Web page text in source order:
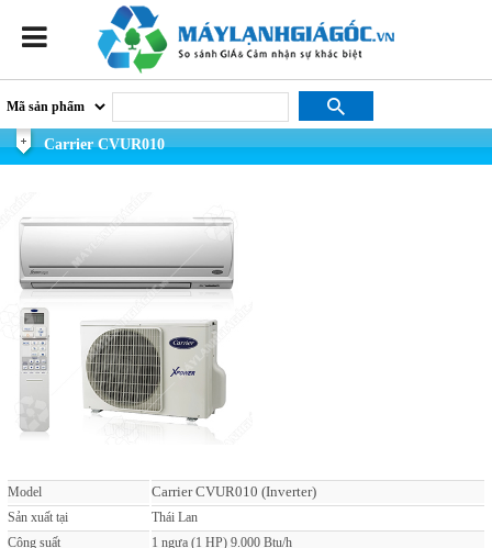
Carrier CVUR010
Model Carrier CVUR010 (Inverter)
Sản xuất tại
Thái Lan
Công suất
1 ngựa (1 HP) 9.000 Btu/h